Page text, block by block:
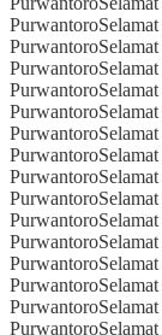
Purwantoro
Purwantoro
Purwantoro
Purwantoro
Purwantoro
Purwantoro
Purwantoro
Purwantoro
Purwantoro
Purwantoro
Purwantoro
Purwantoro
Purwantoro
Purwantoro
Purwantoro